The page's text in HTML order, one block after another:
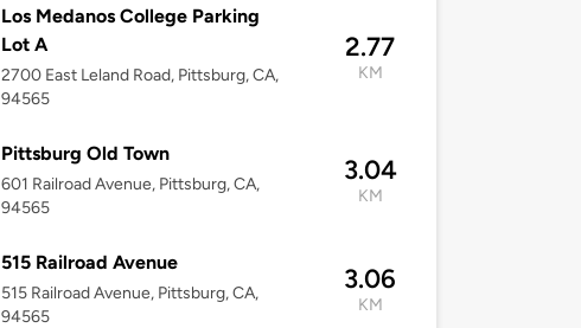
Los Medanos College Parking
Lot A
2700 East Leland Road, Pittsburg, CA,
94565
2.77
KM
Pittsburg Old Town
601 Railroad Avenue, Pittsburg, CA,
94565
3.04
KM
515 Railroad Avenue
515 Railroad Avenue, Pittsburg, CA,
94565
3.06
KM